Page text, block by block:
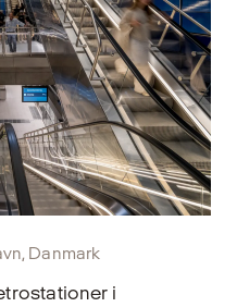
Danmark
i